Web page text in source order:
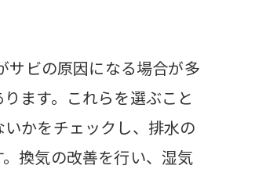
サビの原因になる場合が多
ます。これらを選ぶこと
かをチェックし、排水の
換気の改善を行い、湿気